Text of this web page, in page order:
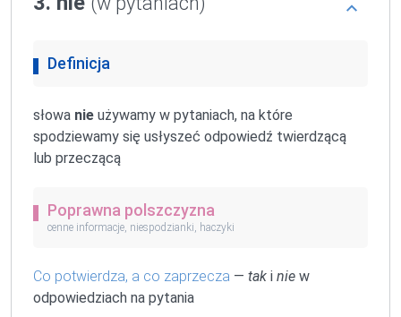
Definicja
słowa nie używamy w pytaniach, na które
spodziewamy się usłyszeć odpowiedź twierdzącą
lub przeczącą
Poprawna polszczyzna
cenne informacje, niespodzianki, haczyki
Co potwierdza, a co zaprzecza — tak i nie w
odpowiedziach na pytania